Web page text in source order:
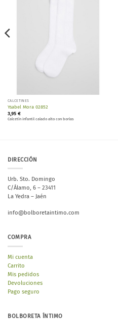
CALCETINES
Ysabel Mora 02852
3,95 €
Calcetín infantil calado alto con borlas
DIRECCIÓN
Urb. Sto. Domingo
C/Álamo, 6 – 23411
La Yedra – Jaén
info@bolboretaintimo.com
COMPRA
Mi cuenta
Carrito
Mis pedidos
Devoluciones
Pago seguro
BOLBORETA ÍNTIMO